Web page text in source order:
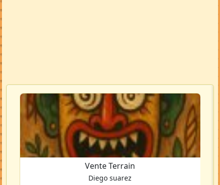
Vente Terrain
Diego suarez